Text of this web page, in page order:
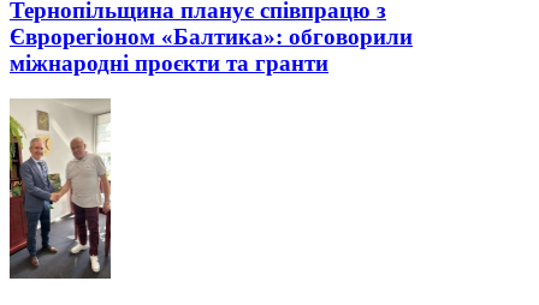
Тернопільщина планує співпрацю з
Єврорегіоном «Балтика»: обговорили
міжнародні проєкти та гранти